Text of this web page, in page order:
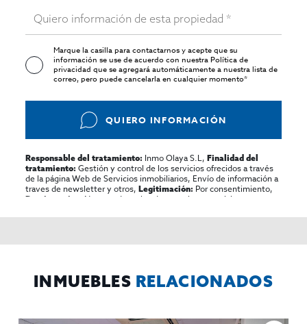
Marque la casilla para contactarnos y acepte que su
información se use de acuerdo con nuestraPolítica de
privacidadque se agregará automáticamente a nuestra lista de
correo, pero puede cancelarla en cualquier momento*
QUIERO INFORMACIÓN
Responsable del tratamiento: Inmo Olaya S.L,Finalidad del
tratamiento: Gestión y control de los servicios ofrecidos a través
de la página Web de Servicios inmobiliarios, Envío de información a
traves de newsletter y otros,Legitimación: Por consentimiento,
Destinatarios:
No se cederan los datos, salvo para elaborar
rectificar y suprimir los datos, solicitar la portabilidad de los
INMUEBLES RELACIONADOS